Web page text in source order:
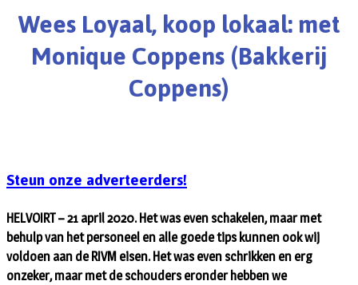
Wees Loyaal, koop lokaal: met
Monique Coppens (Bakkerij
Coppens)
Steun onze adverteerders!
HELVOIRT – 21 april 2020. Het was even schakelen, maar met
behulp van het personeel en alle goede tips kunnen ook wij
voldoen aan de RIVM eisen. Het was even schrikken en erg
onzeker, maar met de schouders eronder hebben we